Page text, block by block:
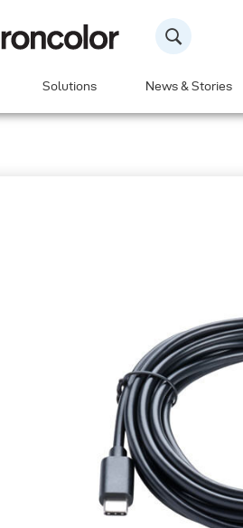
Solutions News & Stories